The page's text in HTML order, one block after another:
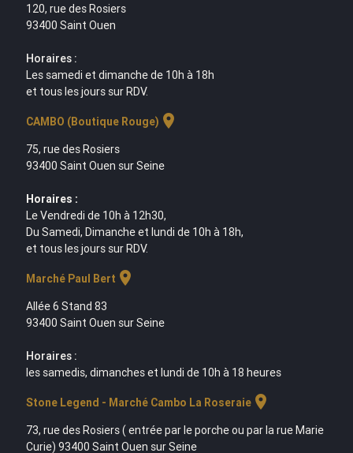
120, rue des Rosiers
93400 Saint Ouen
Horaires :
Les samedi et dimanche de 10h à 18h
et tous les jours sur RDV.
CAMBO (Boutique Rouge) location_on
75, rue des Rosiers
93400 Saint Ouen sur Seine
Horaires :
Le Vendredi de 10h à 12h30,
Du Samedi, Dimanche et lundi de 10h à 18h,
et tous les jours sur RDV.
Marché Paul Bert location_on
Allée 6 Stand 83
93400 Saint Ouen sur Seine
Horaires :
les samedis, dimanches et lundi de 10h à 18 heures
Stone Legend - Marché Cambo La Roseraielocation_on
73, rue des Rosiers ( entrée par le porche ou par la rue Marie
Curie) 93400 Saint Ouen sur Seine